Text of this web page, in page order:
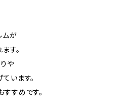
ムが
す。
や
います。
すめです。